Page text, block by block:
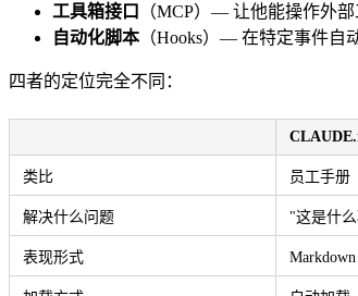
工具箱接口
（MCP）— 让他能操作外
自动化脚本（Hooks）— 在特定事件自
四者的定位完全不同：
类比 员工手册
解决什么问题 "这是什
表现形式